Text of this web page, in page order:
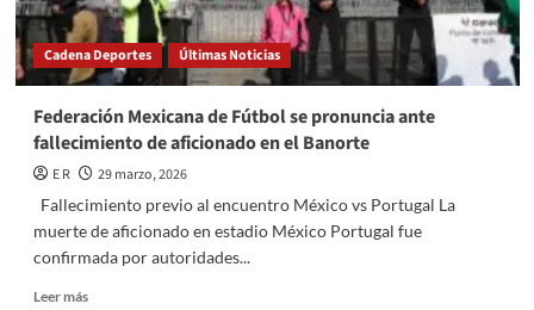
el
partido
con
mayores
de
transparencia
Cadena Deportes Últimas Noticias
Federación Mexicana de Fútbol se pronuncia ante
fallecimiento de aficionado en el Banorte
E R
29 marzo, 2026
Fallecimiento previo al encuentro México vs Portugal La
muerte de aficionado en estadio México Portugal fue
confirmada por autoridades...
Leer másRead